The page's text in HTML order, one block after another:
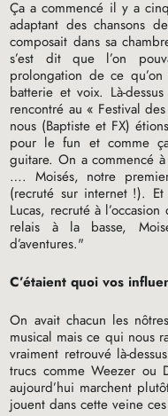
Ça a commencé il y a
adaptant des chansons
composait dans sa
s’est dit que l’on
prolongation de ce
batterie et voix. Là-dessus
rencontré au « Festival
nous (Baptiste et FX)
pour le fun et comme
guitare. On a commencé
…. Moisés, notre
(recruté sur internet !). Et
Lucas, recruté à
relais à la basse,
d’aventures."
C’étaient quoi vos
On avait chacun les
musical mais ce qui nous
vraiment retrouvé là-
trucs comme Weezer ou
aujourd’hui marchent
jouent dans cette veine